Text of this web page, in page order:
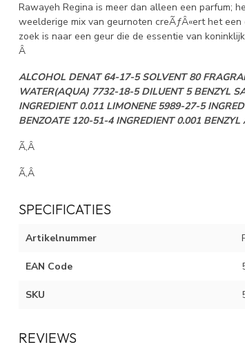
Rawayeh Regina is meer dan alleen een parfum;
weelderige mix van geurnoten creÃƒÂ«ert het
zoek is naar een geur die de essentie van
Â
ALCOHOL DENAT 64-17-5 SOLVENT 80
WATER(AQUA) 7732-18-5 DILUENT 5 BENZYL
INGREDIENT 0.011 LIMONENE 5989-27-5
BENZOATE 120-51-4 INGREDIENT 0.001
Ã‚Â
Ã‚Â
SPECIFICATIES
Artikelnummer
EAN Code
SKU
REVIEWS